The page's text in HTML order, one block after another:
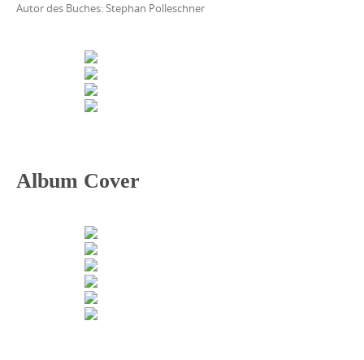
Autor des Buches: Stephan Polleschner
Album Cover